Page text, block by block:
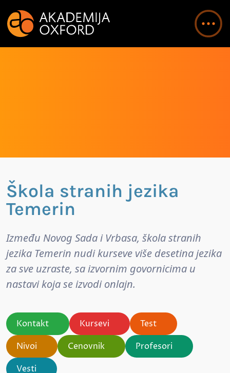
Škola stranih jezika
Temerin
Između Novog Sada i Vrbasa, škola stranih
jezika Temerin nudi kurseve više desetina jezika
za sve uzraste, sa izvornim govornicima u
nastavi koja se izvodi onlajn.
Kontakt Kursevi
Test
Nivoi
Cenovnik
Profesori
Vesti